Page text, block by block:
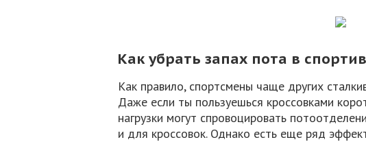
Как убрать запах пота в
Как правило, спортсмены чаще других
Даже если ты пользуешься кроссовками
нагрузки могут спровоцировать
и для кроссовок. Однако есть еще ряд